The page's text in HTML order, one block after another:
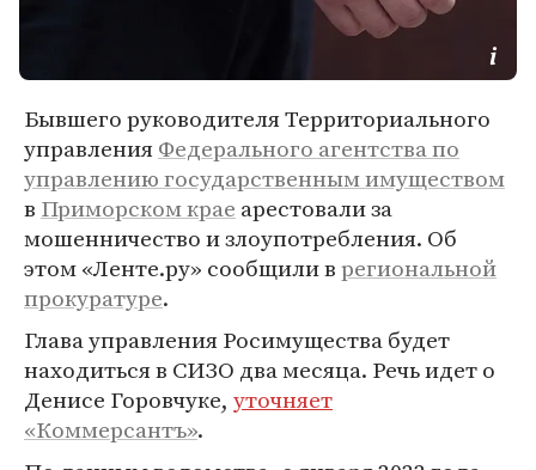
Бывшего руководителя Территориального
управленияФедерального агентства по
управлению государственным имуществом
в Приморском крае арестовали за
мошенничество и злоупотребления. Об
этом «Ленте.ру» сообщили врегиональной
прокуратуре.
Глава управления Росимущества будет
находиться в СИЗО два месяца. Речь идет о
Денисе Горовчуке, уточняет
«Коммерсантъ».